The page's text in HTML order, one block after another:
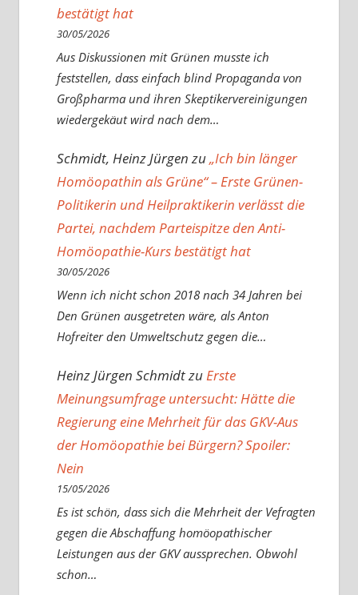
bestätigt hat
30/05/2026
Aus Diskussionen mit Grünen musste ich
feststellen, dass einfach blind Propaganda von
Großpharma und ihren Skeptikervereinigungen
wiedergekäut wird nach dem…
Schmidt, Heinz Jürgenzu„Ich bin länger
Homöopathin als Grüne“ – Erste Grünen-
Politikerin und Heilpraktikerin verlässt die
Partei, nachdem Parteispitze den Anti-
Homöopathie-Kurs bestätigt hat
30/05/2026
Wenn ich nicht schon 2018 nach 34 Jahren bei
Den Grünen ausgetreten wäre, als Anton
Hofreiter den Umweltschutz gegen die…
Heinz Jürgen SchmidtzuErste
Meinungsumfrage untersucht: Hätte die
Regierung eine Mehrheit für das GKV-Aus
der Homöopathie bei Bürgern? Spoiler:
Nein
15/05/2026
Es ist schön, dass sich die Mehrheit der Vefragten
gegen die Abschaffung homöopathischer
Leistungen aus der GKV aussprechen. Obwohl
schon…